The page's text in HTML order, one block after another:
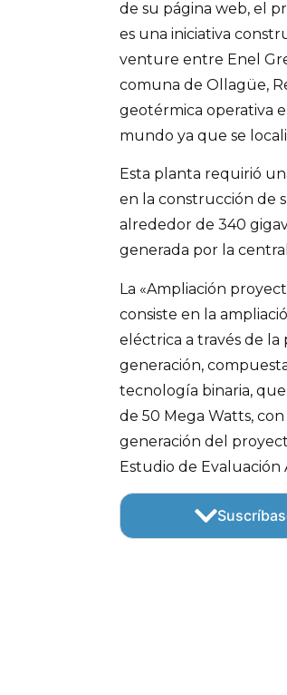
de su página web, el
es una iniciativa
venture entre Enel
comuna de Ollagüe,
geotérmica operativa
mundo ya que se
Esta planta requirió
en la construcción de
alrededor de 340
generada por la
La «Ampliación
consiste en la
eléctrica a través de
generación,
tecnología binaria,
de 50 Mega Watts,
generación del
Estudio de Evaluación